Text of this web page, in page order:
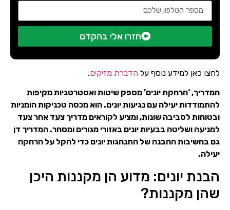
חזרו אלי בהקדם
לחצו כאן למידע נוסף על הדברת מזיקים.
המדריך, ‘הרחקת יונים’ מספק שיטות ואסטרטגיות מקיפות
להתמודדות יעילה עם נגיעות יונים. הוא מכסה טכניקות הומניות
ובטוחות לסביבה שונות, ומציע לקוראים מדריך צעד אחר צעד
למניעה ושליטה בבעיות יונים באזורי מגורים ומסחר. המדריך דן
גם בחשיבות ההבנה של התנהגות יונים כדי להקל על הרחקה
יעילה.
הבנת יונים: מדוע הן מקננות היכן
שהן מקננות?